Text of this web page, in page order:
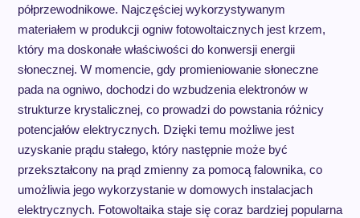
półprzewodnikowe. Najczęściej wykorzystywanym
materiałem w produkcji ogniw fotowoltaicznych jest krzem,
który ma doskonałe właściwości do konwersji energii
słonecznej. W momencie, gdy promieniowanie słoneczne
pada na ogniwo, dochodzi do wzbudzenia elektronów w
strukturze krystalicznej, co prowadzi do powstania różnicy
potencjałów elektrycznych. Dzięki temu możliwe jest
uzyskanie prądu stałego, który następnie może być
przekształcony na prąd zmienny za pomocą falownika, co
umożliwia jego wykorzystanie w domowych instalacjach
elektrycznych. Fotowoltaika staje się coraz bardziej popularna